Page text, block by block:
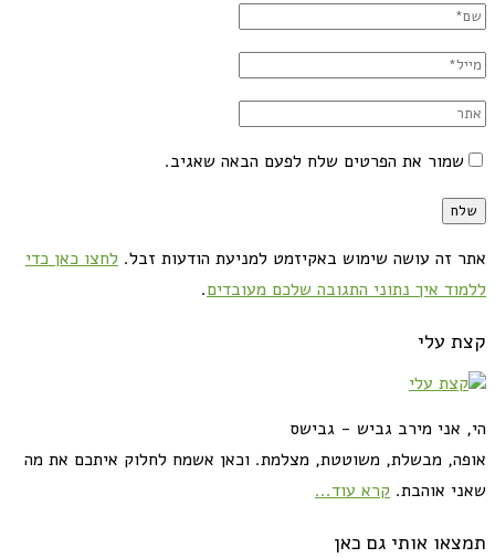
שמור את הפרטים שלח לפעם הבאה שאגיב.
אתר זה עושה שימוש באקיזמט למניעת הודעות זבל. לחצו כאן כדי
ללמוד איך נתוני התגובה שלכם מעובדים.
קצת עלי
הי, אני מירב גביש - גבישס
אופה, מבשלת, משוטטת, מצלמת. וכאן אשמח לחלוק איתכם את מה
שאני אוהבת. קרא עוד...
תמצאו אותי גם כאן